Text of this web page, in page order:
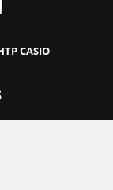
CASIO